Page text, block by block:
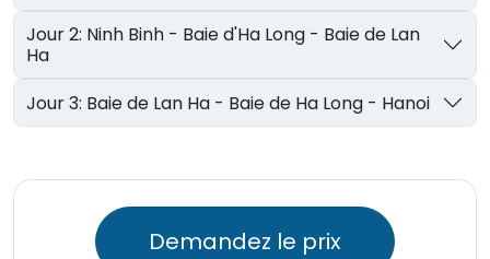
Jour 2: Ninh Binh - Baie d'Ha Long - Baie de Lan
Ha
Jour 3: Baie de Lan Ha - Baie de Ha Long - Hanoi
Demandez le prix